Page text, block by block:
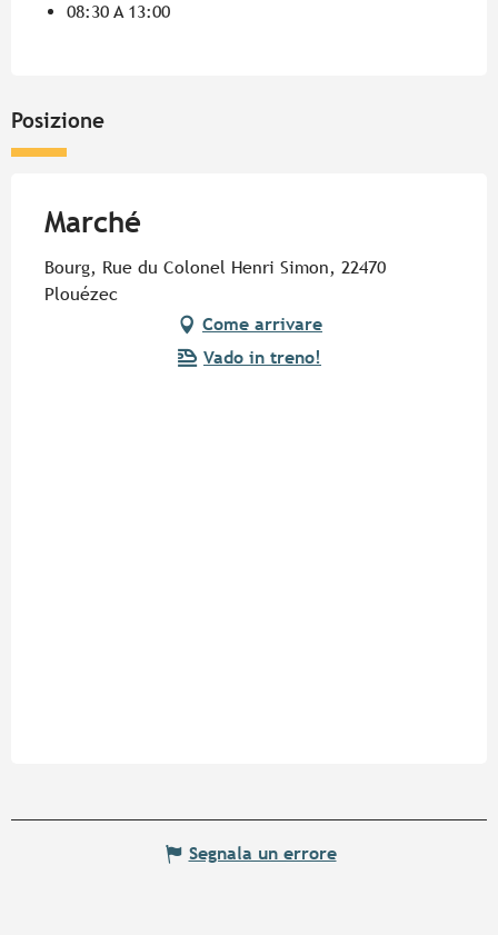
08:30 A 13:00
Posizione
Marché
Bourg, Rue du Colonel Henri Simon, 22470
Plouézec
Come arrivare
Vado in treno!
Segnala un errore